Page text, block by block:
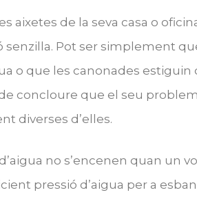
aixetes de la seva casa o
senzilla. Pot ser simplement
o que les canonades estiguin
concloure que el seu
diverses d’elles.
no s’encenen quan un
pressió d’aigua per a